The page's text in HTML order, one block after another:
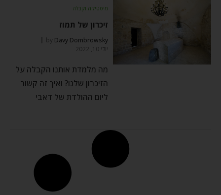
מיסטיקה וקבלה
זיכרון של תמוז
by Davy Dombrowsky
יולי 10, 2022
מה מלמדת אותנו הקבלה על
הזיכרון שלנו? ואיך זה קשור
ליום ההולדת של דאבי